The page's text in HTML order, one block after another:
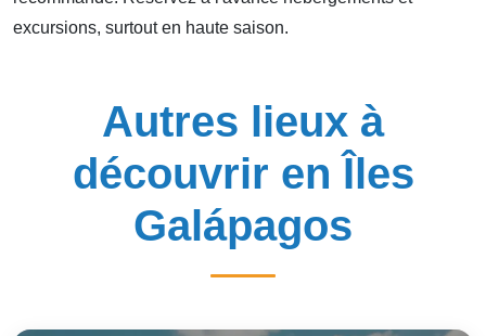
excursions, surtout en haute saison.
Autres lieux à
découvrir en Îles
Galápagos